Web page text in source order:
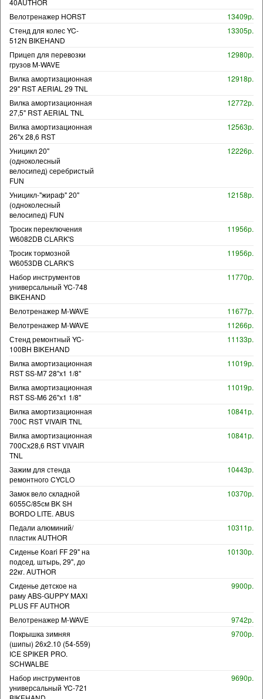
Велотренажер HORST
13409р.
Стенд для колес YC-
512N BIKEHAND
13305р.
Прицеп для перевозки
грузов M-WAVE
12980р.
Вилка амортизационная
29" RST AERIAL 29 TNL
12918р.
Вилка амортизационная
27,5" RST AERIAL TNL
12772р.
Вилка амортизационная
26"х 28,6 RST
12563р.
Уницикл 20"
(одноколесный
велосипед) серебристый
FUN
12226р.
Уницикл-"жираф" 20"
(одноколесный
велосипед) FUN
12158р.
Тросик переключения
W6082DB CLARK'S
11956р.
Тросик тормозной
W6053DB CLARK'S
11956р.
Набор инструментов
универсальный YC-748
BIKEHAND
11770р.
Велотренажер M-WAVE
11677р.
Велотренажер M-WAVE
11266р.
Стенд ремонтный YC-
100BH BIKEHAND
11133р.
Вилка амортизационная
RST SS-M7 28"х1 1/8"
11019р.
Вилка амортизационная
RST SS-M6 26"х1 1/8"
11019р.
Вилка амортизационная
700С RST VIVAIR TNL
10841р.
Вилка амортизационная
700Сх28,6 RST VIVAIR
TNL
10841р.
Зажим для стенда
ремонтного CYCLO
10443р.
Замок вело складной
6055C/85см BK SH
BORDO LITE. ABUS
10370р.
Педали алюминий/
пластик AUTHOR
10311р.
Сиденье Koari FF 29" на
подсед. штырь, 29", до
22кг. AUTHOR
10130р.
Сиденье детское на
раму ABS-GUPPY MAXI
PLUS FF AUTHOR
9900р.
Велотренажер M-WAVE
9742р.
Покрышка зимняя
(шипы) 26x2.10 (54-559)
ICE SPIKER PRO.
SCHWALBE
9700р.
Набор инструментов
универсальный YC-721
9690р.